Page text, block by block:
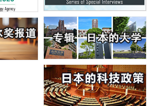
土壤健康应采取哪些措施？探讨土壤保护与强化
键网络的温度预测新方法，AI从分子排列信息中
人生交给AI”保持危机感——中央大学平野晋教
“游击手”小胶质细胞包裹保护受损神经细胞的机
茨海默病等疾病疗法